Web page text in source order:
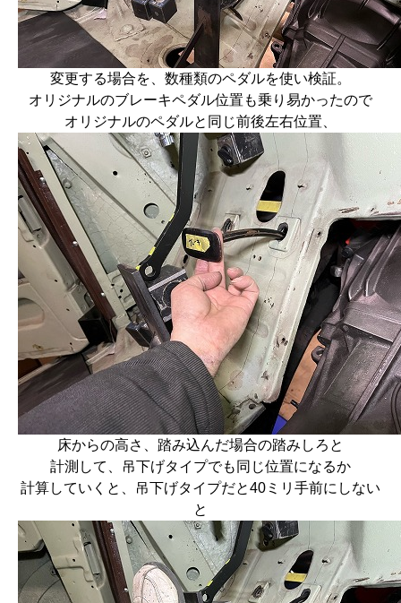
変更する場合を、数種類のペダルを使い検証。
オリジナルのブレーキペダル位置も乗り易かったので
オリジナルのペダルと同じ前後左右位置、
床からの高さ、踏み込んだ場合の踏みしろと
計測して、吊下げタイプでも同じ位置になるか
計算していくと、吊下げタイプだと40ミリ手前にしない
と